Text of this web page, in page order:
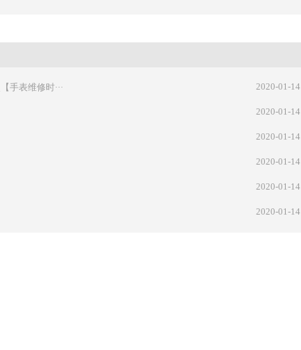
手表维修时··· 2020-01-14
2020-01-14
2020-01-14
2020-01-14
2020-01-14
2020-01-14